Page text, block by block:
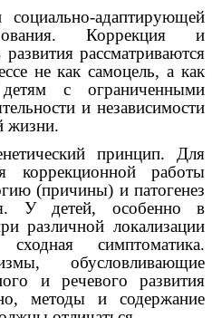
адаптирующей
Коррекция и
рассматриваются
не как самоцель, а как
детям с ограниченными
и независимости
жизни.
принцип. Для
коррекционной работы
(причины) и патогенез
У детей, особенно в
различной локализации
симптоматика.
обусловливающие
и речевого развития
методы и содержание